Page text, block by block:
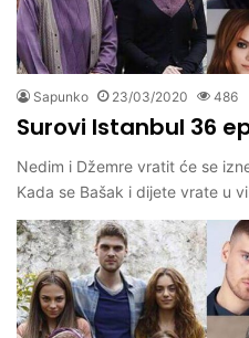
Sapunko 23/03/2020 486
Surovi Istanbul 36
Nedim i Džemre vratit će se
Kada se Bašak i dijete vrate u